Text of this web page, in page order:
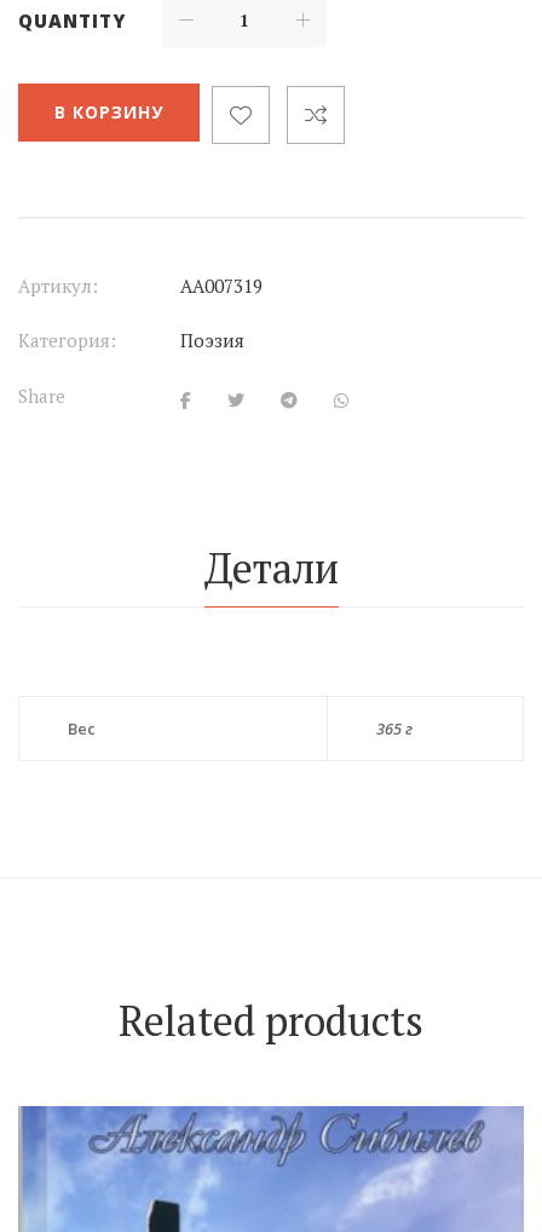
QUANTITY
В КОРЗИНУ
Артикул: АА007319
Категория: Поэзия
Share
Детали
Вес 365 г
Related products